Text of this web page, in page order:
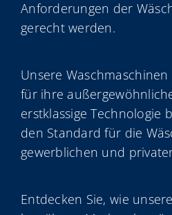
Anforderungen der
gerecht werden.
Unsere
für ihre
erstklassige Technologie
den Standard für die
gewerblichen und
Entdecken Sie, wie